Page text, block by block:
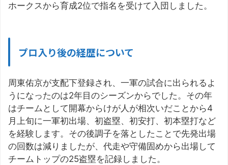
ホークスから育成2位で指名を受けて入団しました。
プロ入り後の経歴について
周東佑京が支配下登録され、一軍の試合に出られるよ
うになったのは2年目のシーズンからでした。その年
はチームとして開幕からけが人が相次いだことから4
月上旬に一軍初出場、初盗塁、初安打、初本塁打など
を経験します。その後調子を落としたことで先発出場
の回数は減りましたが、代走や守備固めから出場して
チームトップの25盗塁を記録しました。